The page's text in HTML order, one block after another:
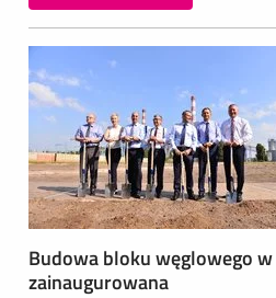
Budowa bloku węglowego
zainaugurowana